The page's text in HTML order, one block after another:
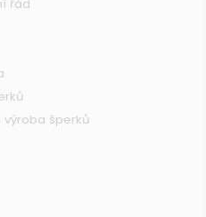
řád
výroba šperků